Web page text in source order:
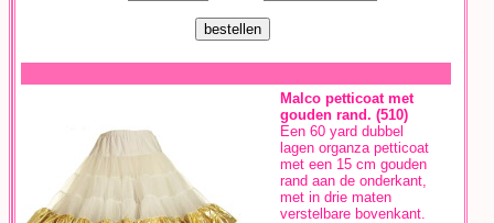
Malco petticoat met
gouden rand. (510)
Een 60 yard dubbel
lagen organza petticoat
met een 15 cm gouden
rand aan de onderkant,
met in drie maten
verstelbare bovenkant.